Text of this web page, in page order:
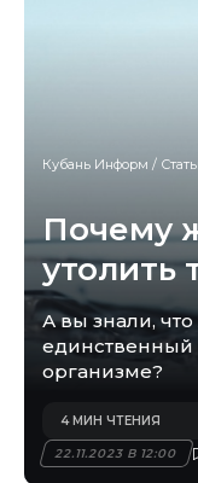
Кубань Информ /
Почему
утолить
А вы знали,
единственный
организме?
22.11.2023 В 12:00
4 МИН ЧТЕНИЯ